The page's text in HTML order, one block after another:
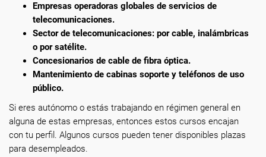
Empresas operadoras globales de servicios de
telecomunicaciones.
Sector de telecomunicaciones: por cable, inalámbricas
o por satélite.
Concesionarios de cable de fibra óptica.
Mantenimiento de cabinas soporte y teléfonos de uso
público.
Si eres autónomo o estás trabajando en régimen general en
alguna de estas empresas, entonces estos cursos encajan
con tu perfil. Algunos cursos pueden tener disponibles plazas
para desempleados.